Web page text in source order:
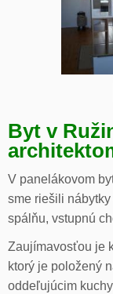
Byt v
V panelákovom
sme riešili
spálňu, vstupnú
Zaujímavosťou je
ktorý je položený
oddeľujúcim